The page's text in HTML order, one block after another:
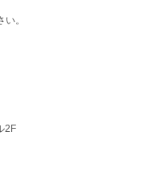
。
2F